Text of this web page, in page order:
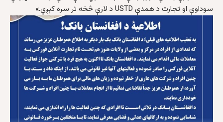
سوداوې او تجارت د همدې USTD د لارې څخه تر سره کېږي.»